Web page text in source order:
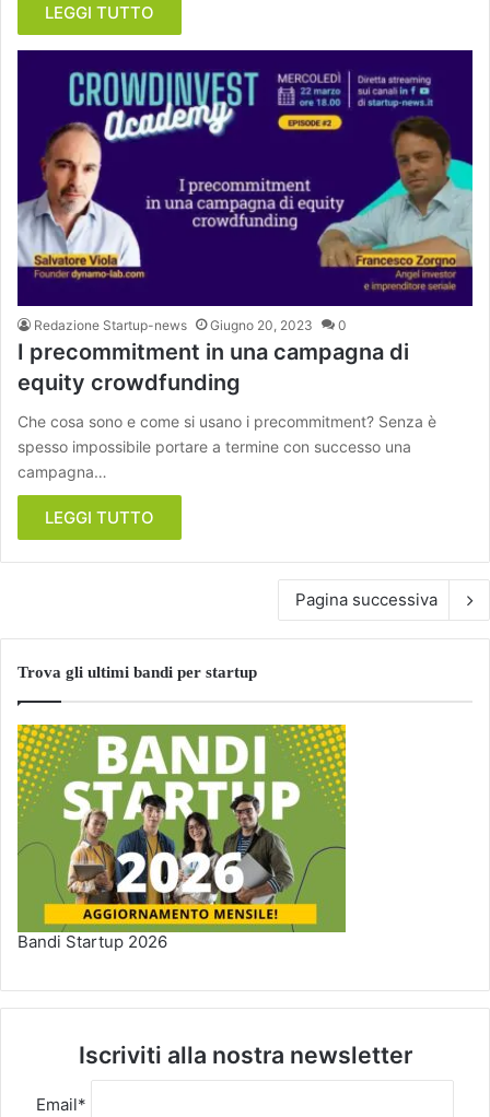
LEGGI TUTTO
Redazione Startup-news Giugno 20, 2023 0
I precommitment in una campagna di
equity crowdfunding
Che cosa sono e come si usano i precommitment? Senza è
spesso impossibile portare a termine con successo una
campagna…
LEGGI TUTTO
Pagina successiva
Trova gli ultimi bandi per startup
Bandi Startup 2026
Iscriviti alla nostra newsletter
Email*